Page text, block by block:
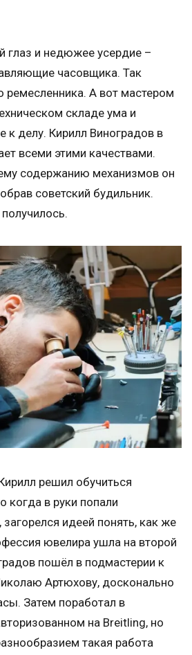
глаз и недюжее усердие –
часовщика. Так
А вот мастером
складе ума и
к делу. Кирилл Виноградов в
всеми этими качествами.
содержанию механизмов он
советский будильник.
решил обучиться
когда в руки попали
идеей понять, как же
ювелира ушла на второй
пошёл в подмастерии к
Артюхову, досконально
Затем поработал в
на Breitling, но
такая работа